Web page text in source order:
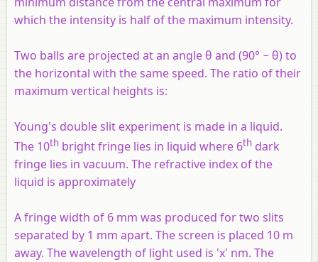
which the intensity is half of the maximum intensity.
Two balls are projected at an angle θ and (90° − θ) to
the horizontal with the same speed. The ratio of their
maximum vertical heights is:
Young's double slit experiment is made in a liquid.
The 10th bright fringe lies in liquid where 6th dark
fringe lies in vacuum. The refractive index of the
liquid is approximately
A fringe width of 6 mm was produced for two slits
separated by 1 mm apart. The screen is placed 10 m
away. The wavelength of light used is 'x' nm. The